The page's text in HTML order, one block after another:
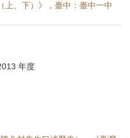
上、下）》，臺中：臺中一中
年度